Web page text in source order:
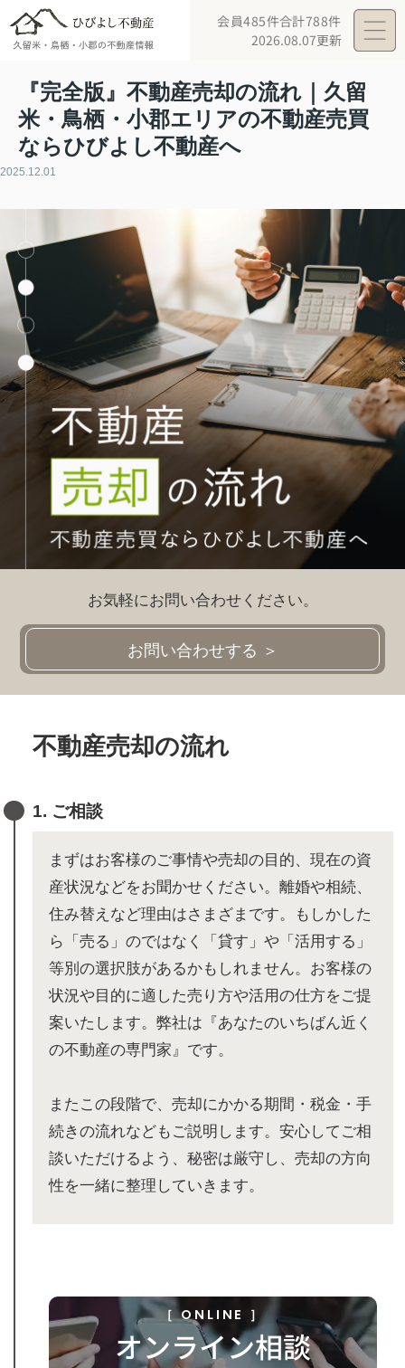
会員485件合計788件
2026.08.07更新
『完全版』不動産売却の流れ｜久留
米・鳥栖・小郡エリアの不動産売買
ならひびよし不動産へ
2025.12.01
お気軽にお問い合わせください。
お問い合わせする ＞
不動産売却の流れ
1. ご相談
まずはお客様のご事情や売却の目的、現在の資
産状況などをお聞かせください。離婚や相続、
住み替えなど理由はさまざまです。もしかした
ら「売る」のではなく「貸す」や「活用する」
等別の選択肢があるかもしれません。お客様の
状況や目的に適した売り方や活用の仕方をご提
案いたします。弊社は『あなたのいちばん近く
の不動産の専門家』です。
またこの段階で、売却にかかる期間・税金・手
続きの流れなどもご説明します。安心してご相
談いただけるよう、秘密は厳守し、売却の方向
性を一緒に整理していきます。
［ ONLINE ］
オンライン相談